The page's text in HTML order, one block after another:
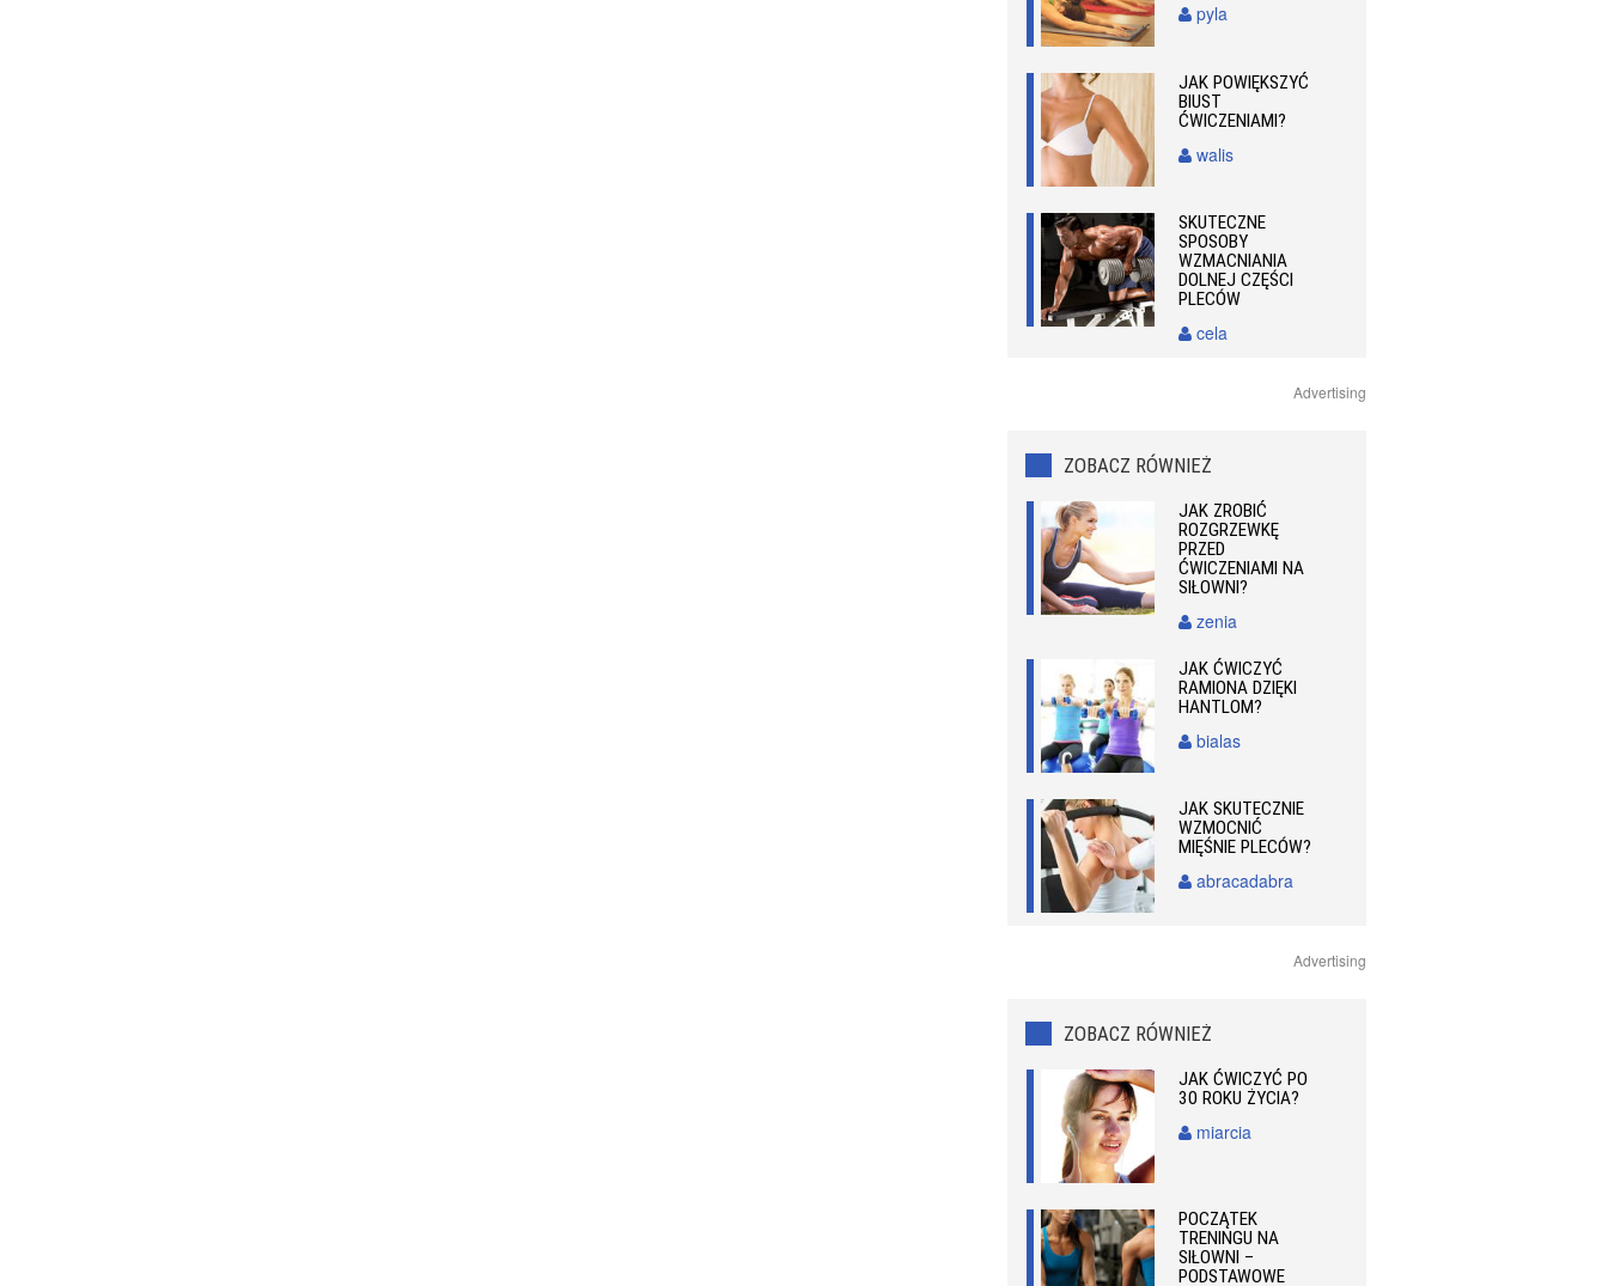
pyla
JAK POWIĘKSZYĆ
BIUST
ĆWICZENIAMI?
walis
SKUTECZNE
SPOSOBY
WZMACNIANIA
DOLNEJ CZĘŚCI
PLECÓW
cela
Advertising
ZOBACZ RÓWNIEŻ
JAK ZROBIĆ
ROZGRZEWKĘ
PRZED
ĆWICZENIAMI NA
SIŁOWNI?
zenia
JAK ĆWICZYĆ
RAMIONA DZIĘKI
HANTLOM?
bialas
JAK SKUTECZNIE
WZMOCNIĆ
MIĘŚNIE PLECÓW?
abracadabra
Advertising
ZOBACZ RÓWNIEŻ
JAK ĆWICZYĆ PO
30 ROKU ŻYCIA?
miarcia
POCZĄTEK
TRENINGU NA
SIŁOWNI –
PODSTAWOWE